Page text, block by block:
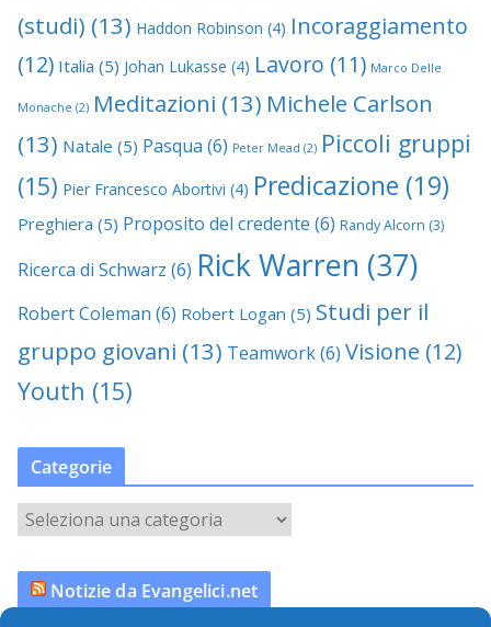
(studi) (13) Haddon Robinson (4) Incoraggiamento
(12) Italia (5) Johan Lukasse (4) Lavoro (11) Marco Delle
Monache (2) Meditazioni (13) Michele Carlson
(13) Natale (5) Pasqua (6) Peter Mead (2) Piccoli gruppi
(15) Pier Francesco Abortivi (4) Predicazione (19)
Preghiera (5) Proposito del credente (6) Randy Alcorn (3)
Ricerca di Schwarz (6) Rick Warren (37)
Robert Coleman (6) Robert Logan (5) Studi per il
gruppo giovani (13) Teamwork(6) Visione (12)
Youth (15)
Categorie
a
t
Notizie da Evangelici.net